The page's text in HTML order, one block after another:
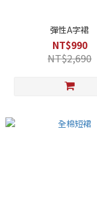
彈性A字裙
NT$990
NT$2,690